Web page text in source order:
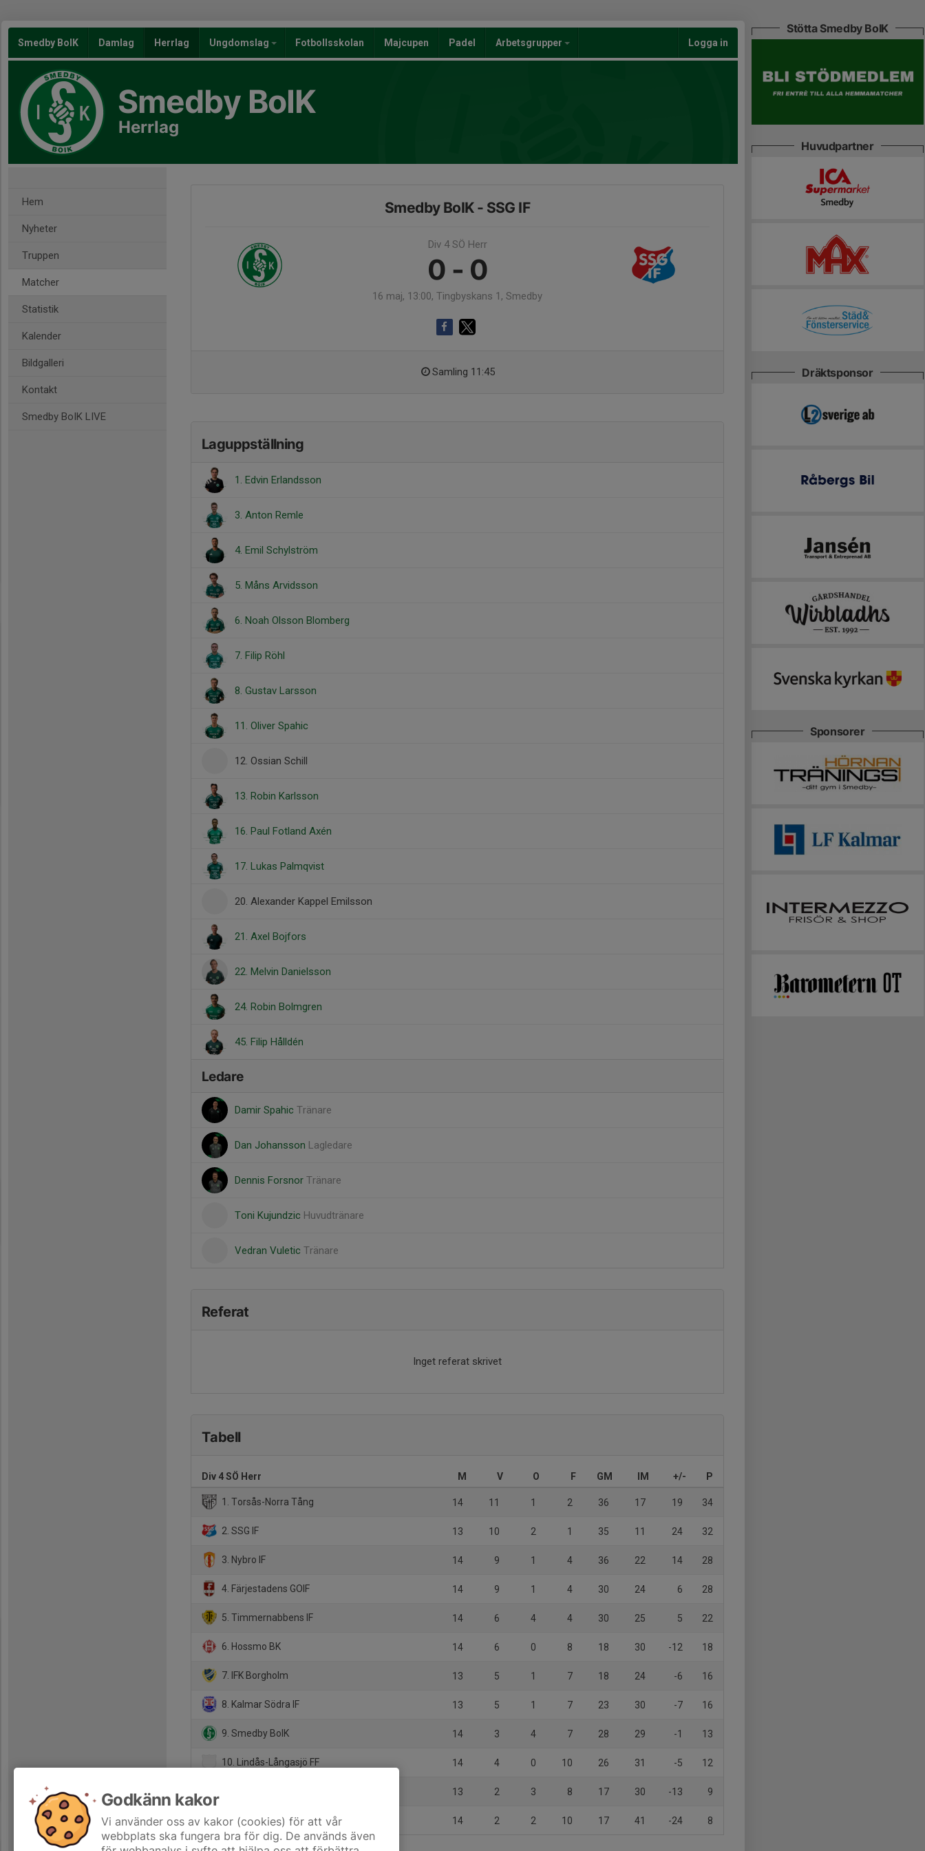
Smedby BoIK Damlag Herrlag Ungdomslag Fotbollsskolan Majcupen Padel Arbetsgrupper Logga in
Smedby BoIK
Herrlag
Hem
Nyheter
Truppen
Matcher
Statistik
Kalender
Bildgalleri
Kontakt
Smedby BoIK LIVE
Smedby BoIK - SSG IF
Div 4 SÖ Herr
0 - 0
16 maj, 13:00, Tingbyskans 1, Smedby
Samling 11:45
Laguppställning
1. Edvin Erlandsson
3. Anton Remle
4. Emil Schylström
5. Måns Arvidsson
6. Noah Olsson Blomberg
7. Filip Röhl
8. Gustav Larsson
11. Oliver Spahic
12. Ossian Schill
13. Robin Karlsson
16. Paul Fotland Axén
17. Lukas Palmqvist
20. Alexander Kappel Emilsson
21. Axel Bojfors
22. Melvin Danielsson
24. Robin Bolmgren
45. Filip Hålldén
Ledare
Damir Spahic Tränare
Dan Johansson Lagledare
Dennis Forsnor Tränare
Toni Kujundzic Huvudtränare
Vedran Vuletic Tränare
Referat
Inget referat skrivet
Tabell
Div 4 SÖ Herr M V O F GM IM +/- P
1. Torsås-Norra Tång 14 11 1 2 36 17 19 34
2. SSG IF 13 10 2 1 35 11 24 32
3. Nybro IF 14 9 1 4 36 22 14 28
4. Färjestadens GOIF 14 9 1 4 30 24 6 28
5. Timmernabbens IF 14 6 4 4 30 25 5 22
6. Hossmo BK 14 6 0 8 18 30 -12 18
7. IFK Borgholm 13 5 1 7 18 24 -6 16
8. Kalmar Södra IF 13 5 1 7 23 30 -7 16
9. Smedby BoIK 14 3 4 7 28 29 -1 13
10. Lindås-Långasjö FF 14 4 0 10 26 31 -5 12
13 2 3 8 17 30 -13 9
12. Högsby IK 14 2 2 10 17 41 -24 8
Stötta Smedby BoIK
Huvudpartner
Dräktsponsor
Sponsorer
Godkänn kakor
Vi använder oss av kakor (cookies) för att vår
webbplats ska fungera bra för dig. De används även